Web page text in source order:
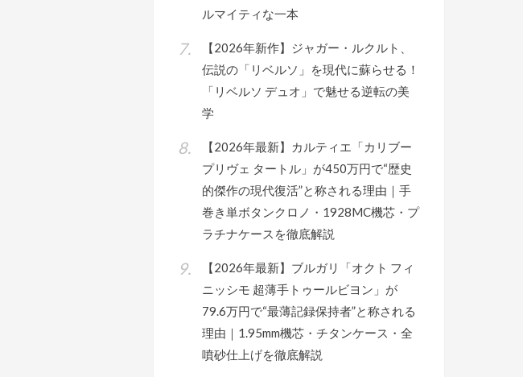
ルマイティな一本
【2026年新作】ジャガー・ルクルト、
伝説の「リベルソ」を現代に蘇らせる！
「リベルソ デュオ」で魅せる逆転の美
学
【2026年最新】カルティエ「カリブー
プリヴェ タートル」が450万円で“歴史
的傑作の現代復活”と称される理由｜手
巻き単ボタンクロノ・1928MC機芯・プ
ラチナケースを徹底解説
【2026年最新】ブルガリ「オクト フィ
ニッシモ 超薄手トゥールビヨン」が
79.6万円で“最薄記録保持者”と称される
理由｜1.95mm機芯・チタンケース・全
噴砂仕上げを徹底解説